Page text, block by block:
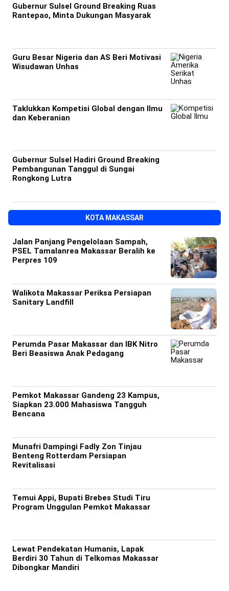
Gubernur Sulsel Ground Breaking Ruas
Rantepao, Minta Dukungan Masyarak
Guru Besar Nigeria dan AS Beri Motivasi
Wisudawan Unhas
Taklukkan Kompetisi Global dengan Ilmu
dan Keberanian
Gubernur Sulsel Hadiri Ground Breaking
Pembangunan Tanggul di Sungai
Rongkong Lutra
KOTA MAKASSAR
Jalan Panjang Pengelolaan Sampah,
PSEL Tamalanrea Makassar Beralih ke
Perpres 109
Walikota Makassar Periksa Persiapan
Sanitary Landfill
Perumda Pasar Makassar dan IBK Nitro
Beri Beasiswa Anak Pedagang
Pemkot Makassar Gandeng 23 Kampus,
Siapkan 23.000 Mahasiswa Tangguh
Bencana
Munafri Dampingi Fadly Zon Tinjau
Benteng Rotterdam Persiapan
Revitalisasi
Temui Appi, Bupati Brebes Studi Tiru
Program Unggulan Pemkot Makassar
Lewat Pendekatan Humanis, Lapak
Berdiri 30 Tahun di Telkomas Makassar
Dibongkar Mandiri